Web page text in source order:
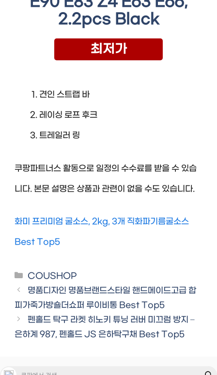
2.2pcs Black
최저가
견인 스트랩 바
레이싱 로프 후크
트레일러 링
쿠팡파트너스 활동으로 일정의 수수료를 받을 수 있습
니다. 본문 설명은 상품과 관련이 없을 수도 있습니다.
화미 프리미엄 굴소스, 2kg, 3개 직화파기름굴소스
Best Top5
Categories
COUSHOP
명품디자인 명품브랜드스타일 핸드메이드고급 합
피가죽가방숄더쇼퍼 루이비통 Best Top5
펜홀드 탁구 라켓 히노키 튜닝 러버 미끄럼 방지 –
은하계 987, 펜홀드 JS 은하탁구채 Best Top5